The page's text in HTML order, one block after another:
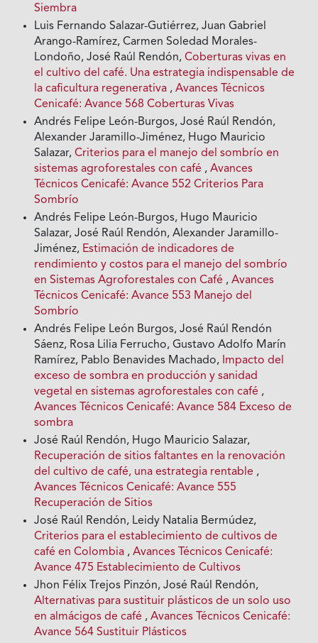
Siembra
Luis Fernando Salazar-Gutiérrez, Juan Gabriel
Arango-Ramírez, Carmen Soledad Morales-
Londoño, José Raúl Rendón,Coberturas vivas en
el cultivo del café. Una estrategia indispensable de
la caficultura regenerativa ,Avances Técnicos
Cenicafé: Avance 568 Coberturas Vivas
Andrés Felipe León-Burgos, José Raúl Rendón,
Alexander Jaramillo-Jiménez, Hugo Mauricio
Salazar,Criterios para el manejo del sombrío en
sistemas agroforestales con café ,Avances
Técnicos Cenicafé: Avance 552 Criterios Para
Sombrío
Andrés Felipe León-Burgos, Hugo Mauricio
Salazar, José Raúl Rendón, Alexander Jaramillo-
Jiménez, Estimación de indicadores de
rendimiento y costos para el manejo del sombrío
en Sistemas Agroforestales con Café ,Avances
Técnicos Cenicafé: Avance 553 Manejo del
Sombrío
Andrés Felipe León Burgos, José Raúl Rendón
Sáenz, Rosa Lilia Ferrucho, Gustavo Adolfo Marín
Ramírez, Pablo Benavides Machado, Impacto del
exceso de sombra en producción y sanidad
vegetal en sistemas agroforestales con café ,
Avances Técnicos Cenicafé: Avance 584 Exceso de
sombra
José Raúl Rendón, Hugo Mauricio Salazar,
Recuperación de sitios faltantes en la renovación
del cultivo de café, una estrategia rentable ,
Avances Técnicos Cenicafé: Avance 555
Recuperación de Sitios
José Raúl Rendón, Leidy Natalia Bermúdez,
Criterios para el establecimiento de cultivos de
café en Colombia ,Avances Técnicos Cenicafé:
Avance 475 Establecimiento de Cultivos
Jhon Félix Trejos Pinzón, José Raúl Rendón,
Alternativas para sustituir plásticos de un solo uso
en almácigos de café ,Avances Técnicos Cenicafé:
Avance 564 Sustituir Plásticos